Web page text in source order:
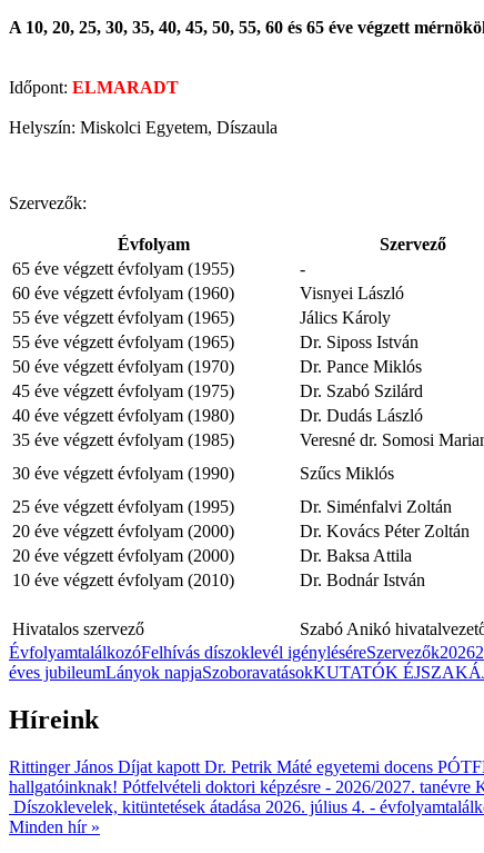
A 10, 20, 25, 30, 35, 40, 45, 50, 55, 60 és 65 éve végzett
Időpont: ELMARADT
Helyszín: Miskolci Egyetem, Díszaula
Szervezők:
Évfolyam Szervező
65 éve végzett évfolyam (1955)
-
60 éve végzett évfolyam (1960)
Visnyei László
55 éve végzett évfolyam (1965)
Jálics Károly
55 éve végzett évfolyam (1965)
Dr. Siposs István
50 éve végzett évfolyam (1970)
Dr. Pance Miklós
45 éve végzett évfolyam (1975)
Dr. Szabó Szilárd
40 éve végzett évfolyam (1980)
Dr. Dudás László
35 éve végzett évfolyam (1985)
Veresné dr. Somosi
30 éve végzett évfolyam (1990)
Szűcs Miklós
25 éve végzett évfolyam (1995)
Dr. Siménfalvi Zoltán
20 éve végzett évfolyam (2000)
Dr. Kovács Péter Zoltán
20 éve végzett évfolyam (2000)
Dr. Baksa Attila
10 éve végzett évfolyam (2010)
Dr. Bodnár István
Hivatalos szervező Szabó Anikó
ÉvfolyamtalálkozóFelhívás díszoklevél igényléséreSzervezők2026
éves jubileumLányok napjaSzoboravatásokKUTATÓK
Híreink
Rittinger János Díjat kapott Dr. Petrik Máté egyetemi docens
hallgatóinknak! Pótfelvételi doktori képzésre - 2026/2027. tanévre
Díszoklevelek, kitüntetések átadása 2026. július 4. -
Minden hír »